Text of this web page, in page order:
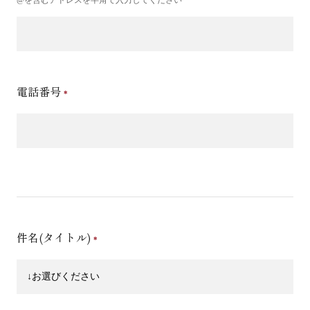
電話番号
件名(タイトル)